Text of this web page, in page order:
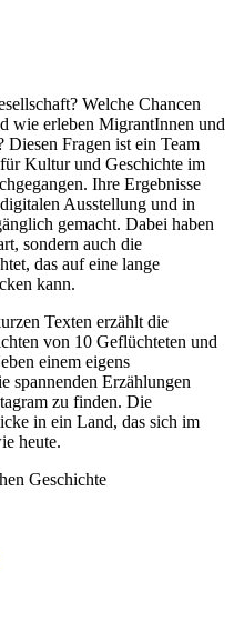
Welche Chancen
wie erleben MigrantInnen und
Diesen Fragen ist ein Team
Kultur und Geschichte im
Ihre Ergebnisse
Ausstellung und in
gemacht. Dabei haben
sondern auch die
das auf eine lange
kann.
Texten erzählt die
von 10 Geflüchteten und
einem eigens
spannenden Erzählungen
zu finden. Die
in ein Land, das sich im
heute.
Geschichte